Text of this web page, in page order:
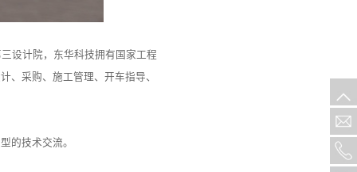
设计院，东华科技拥有国家工程
、采购、施工管理、开车指导、
的技术交流。